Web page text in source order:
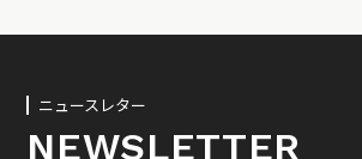
ニュースレター
NEWSLETTER